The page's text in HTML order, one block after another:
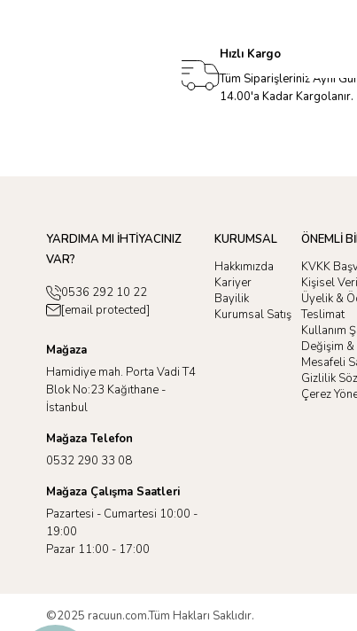
Hızlı Kargo
Tüm Siparişleriniz Aynı
14.00'a Kadar Kargolanır.
YARDIMA MI İHTİYACINIZ
VAR?
0536 292 10 22
[email protected]
Mağaza
Hamidiye mah. Porta Vadi T4
Blok No:23 Kağıthane -
İstanbul
Mağaza Telefon
0532 290 33 08
Mağaza Çalışma Saatleri
Pazartesi - Cumartesi 10:00 -
19:00
Pazar 11:00 - 17:00
KURUMSAL
Hakkımızda
Kariyer
Bayilik
Kurumsal Satış
ÖNEMLİ
KVKK
Kişisel
Üyelik &
Teslimat
Kullanım
Değişim &
Mesafeli
Gizlilik
Çerez
©2025 racuun.com.Tüm Hakları Saklıdır.